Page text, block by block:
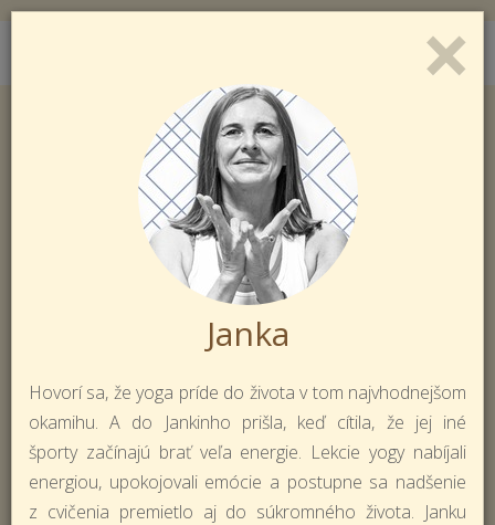
×
Janka
Hovorí sa, že yoga príde do života v tom najvhodnejšom
okamihu. A do Jankinho prišla, keď cítila, že jej iné
športy začínajú brať veľa energie. Lekcie yogy nabíjali
energiou, upokojovali emócie a postupne sa nadšenie
z cvičenia premietlo aj do súkromného života. Janku
Registrácia